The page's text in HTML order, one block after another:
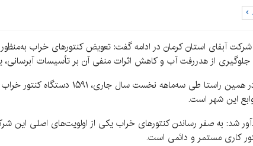
شرکت آبفای استان کرمان در ادامه گفت: تعویض کنتورهای خراب
از هدررفت آب و کاهش اثرات منفی آن بر تأسیسات
این شهر است.
شد: به صفر رساندن کنتورهای خراب یکی از اولویت‌های اصلی این
کاری مستمر و دائمی است.